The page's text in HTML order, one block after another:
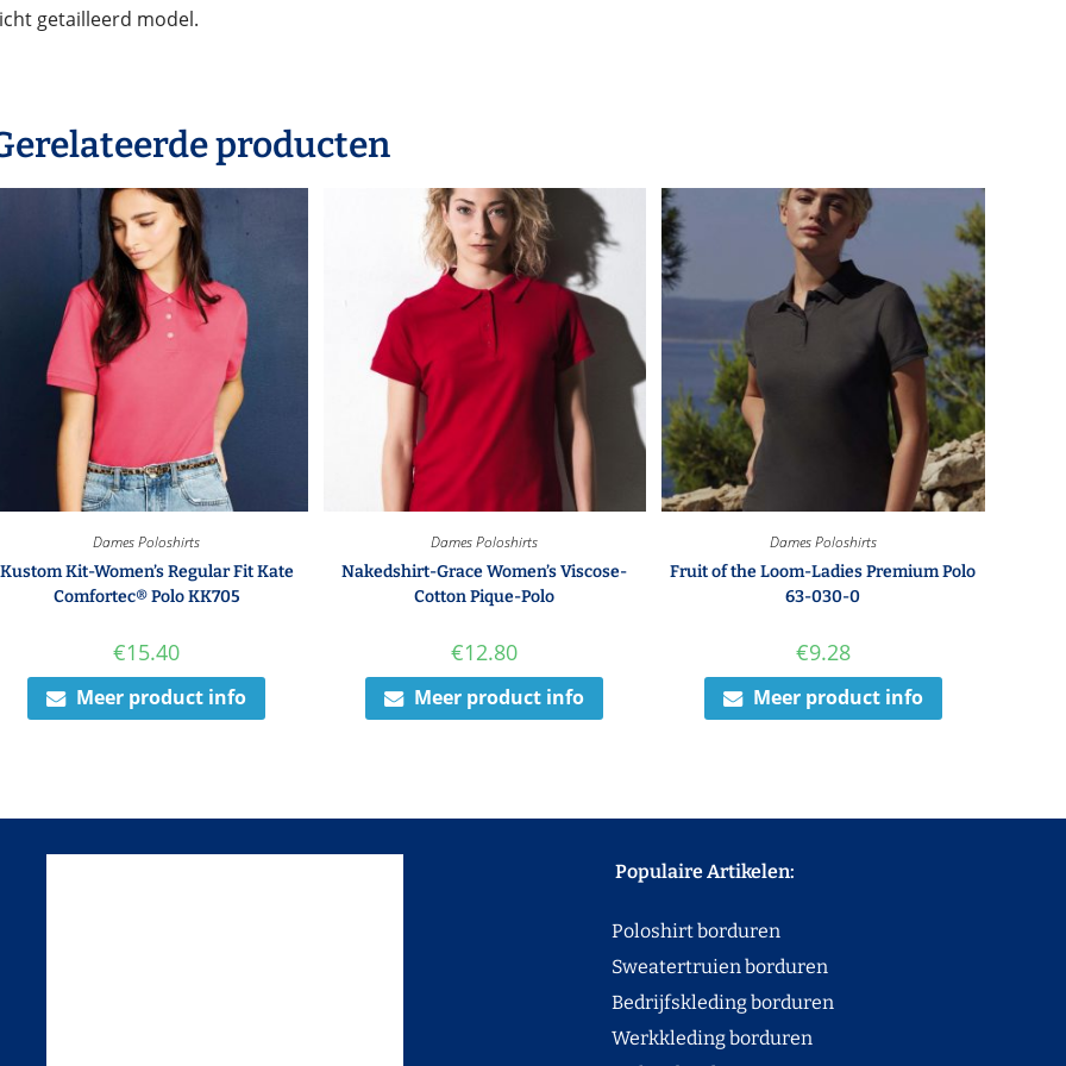
getailleerd model.
producten
Dames Poloshirts
Kustom Kit-Women’s Regular Fit Kate
Comfortec® Polo KK705
€15.40
Meer product info
Dames Poloshirts
Nakedshirt-Grace Women’s Viscose-
Cotton Pique-Polo
€12.80
Meer product info
Dames Poloshirts
Fruit of the Loom-Ladies Premium Polo
63-030-0
€9.28
Meer product info
Populaire Artikelen:
Poloshirt borduren
Sweatertruien borduren
Bedrijfskleding borduren
Werkkleding borduren